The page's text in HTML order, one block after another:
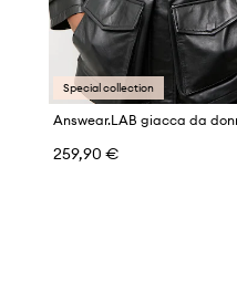
Special collection
259,90 €